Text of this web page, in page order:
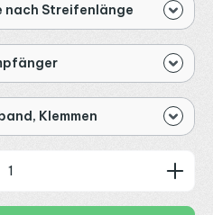
nach Streifenlänge
Klemmen
gewünschten Wert ein